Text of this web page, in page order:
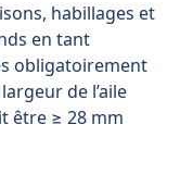
habillages et
en tant
obligatoirement
de l’aile
être ≥ 28 mm